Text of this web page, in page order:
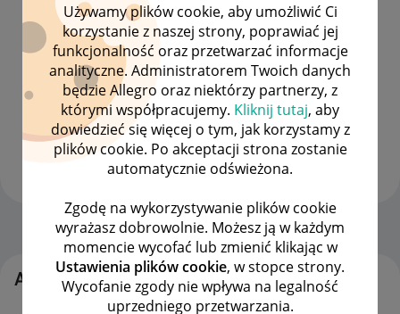
Używamy plików cookie, aby umożliwić Ci
korzystanie z naszej strony, poprawiać jej
funkcjonalność oraz przetwarzać informacje
analityczne. Administratorem Twoich danych
będzie Allegro oraz niektórzy partnerzy, z
którymi współpracujemy. Kliknij tutaj, aby
dowiedzieć się więcej o tym, jak korzystamy z
plików cookie. Po akceptacji strona zostanie
automatycznie odświeżona.
Zgodę na wykorzystywanie plików cookie
wyrażasz dobrowolnie. Możesz ją w każdym
momencie wycofać lub zmienić klikając w
Ustawienia plików cookie, w stopce strony.
Wycofanie zgody nie wpływa na legalność
uprzedniego przetwarzania.
Darius_cz
#8 Zapaleniec
Strona Główna OPCJE
Aktywność Darius_cz